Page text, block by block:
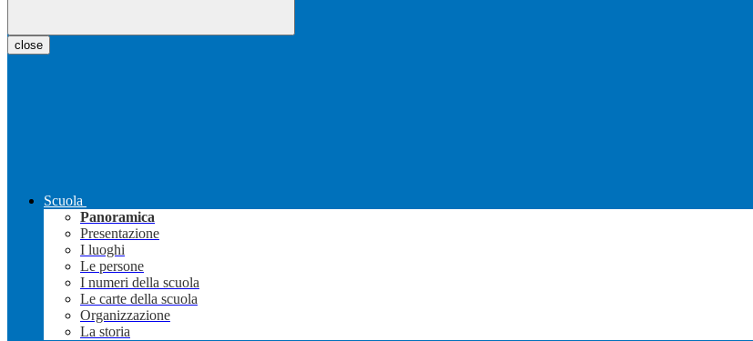
close
Scuola
Panoramica
Presentazione
I luoghi
Le persone
I numeri della scuola
Le carte della scuola
Organizzazione
La storia